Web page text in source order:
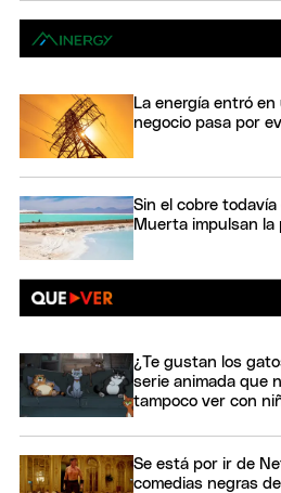
La energía entró en
negocio pasa por
Sin el cobre
Muerta impulsan la
¿Te gustan los
serie animada que
tampoco ver con
Se está por ir de
comedias negras